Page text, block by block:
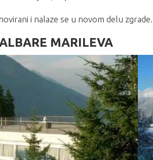
i nalaze se u novom delu zgrade.
MARILEVA